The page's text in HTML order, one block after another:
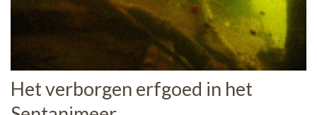
Het verborgen erfgoed in het